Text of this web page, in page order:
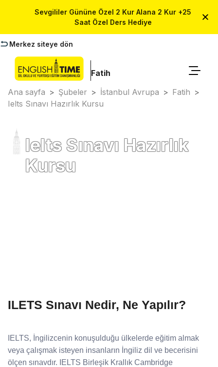
Sevgililer Gününe Özel 2 Kur Alana 2 Kur +25
Saat Özel Ders Hediye
Merkez siteye dön
Fatih
Ana sayfa > Şubeler > İstanbul Avrupa > Fatih >
Ielts Sınavı Hazırlık Kursu
Ielts Sınavı Hazırlık
Kursu
ILETS Sınavı Nedir, Ne Yapılır?
IELTS, İngilizcenin konuşulduğu ülkelerde eğitim almak
veya çalışmak isteyen insanların İngiliz dil ve becerisini
ölçen sınavdır. IELTS Birleşik Krallık Cambridge